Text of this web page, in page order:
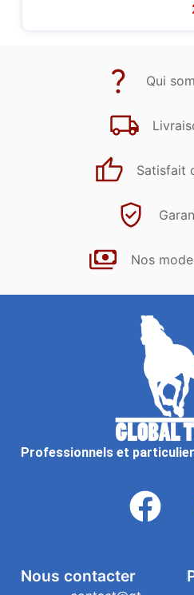
Qui
Satisfait
Nos
Professionnels et
Nous contacter